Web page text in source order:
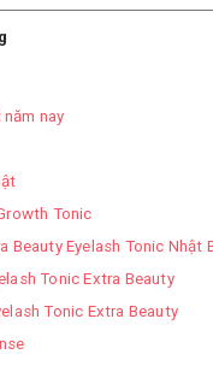
nay
Tonic
Beauty Eyelash Tonic Nhật
Tonic Extra Beauty
Tonic Extra Beauty